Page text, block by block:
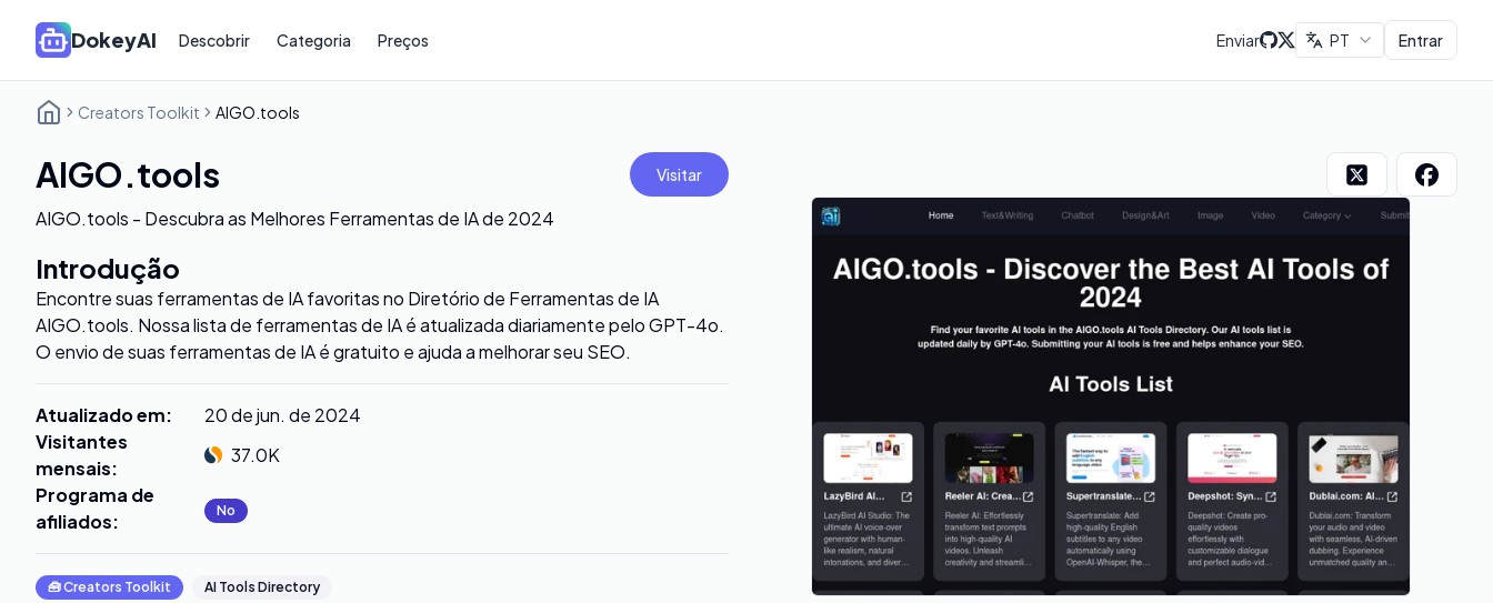
DokeyAI Descobrir Categoria Preços Enviar PT Entrar
Creators Toolkit AIGO.tools
AIGO.tools Visitar
AIGO.tools - Descubra as Melhores Ferramentas de IA de 2024
Introdução
Encontre suas ferramentas de IA favoritas no Diretório de Ferramentas de IA
AIGO.tools. Nossa lista de ferramentas de IA é atualizada diariamente pelo GPT-4o.
O envio de suas ferramentas de IA é gratuito e ajuda a melhorar seu SEO.
Atualizado em:
20 de jun. de 2024
Visitantes
mensais:
37.0K
Programa de
afiliados: No
🧰Creators Toolkit AI Tools Directory